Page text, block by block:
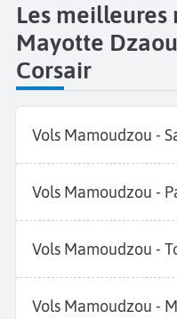
Les meilleures
Mayotte
Corsair
Vols Mamoudzou -
Vols Mamoudzou -
Vols Mamoudzou -
Vols Mamoudzou -